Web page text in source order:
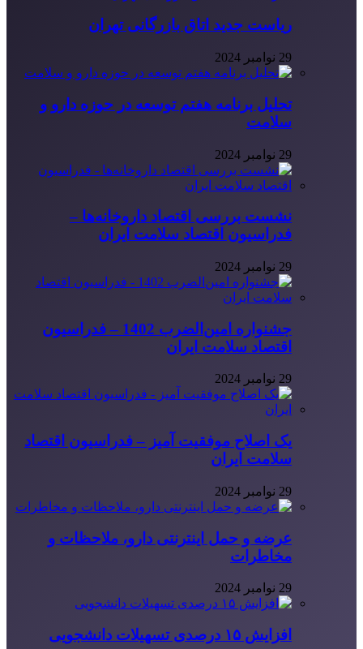
ریاست جدید اتاق بازرگانی تهران
29 نوامبر 2024
تحلیل برنامه هفتم توسعه در حوزه دارو و
سلامت
29 نوامبر 2024
نشست بررسی اقتصاد داروخانه‌ها –
فدراسیون اقتصاد سلامت ایران
29 نوامبر 2024
جشنواره امین‌الضرب 1402 – فدراسیون
اقتصاد سلامت ایران
29 نوامبر 2024
یک اصلاح موفقیت آمیز – فدراسیون اقتصاد
سلامت ایران
29 نوامبر 2024
عرضه و حمل اینترنتی دارو، ملاحظات و
مخاطرات
29 نوامبر 2024
افزایش ۱۵ درصدی تسهیلات دانشجویی